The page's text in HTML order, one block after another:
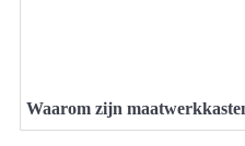
Waarom zijn